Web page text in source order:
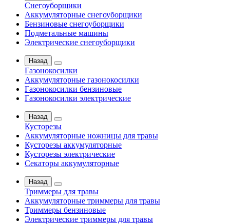
Снегоуборщики
Аккумуляторные снегоуборщики
Бензиновые снегоуборщики
Подметальные машины
Электрические снегоуборщики
Назад
Газонокосилки
Аккумуляторные газонокосилки
Газонокосилки бензиновые
Газонокосилки электрические
Назад
Кусторезы
Аккумуляторные ножницы для травы
Кусторезы аккумуляторные
Кусторезы электрические
Секаторы аккумуляторные
Назад
Триммеры для травы
Аккумуляторные триммеры для травы
Триммеры бензиновые
Электрические триммеры для травы